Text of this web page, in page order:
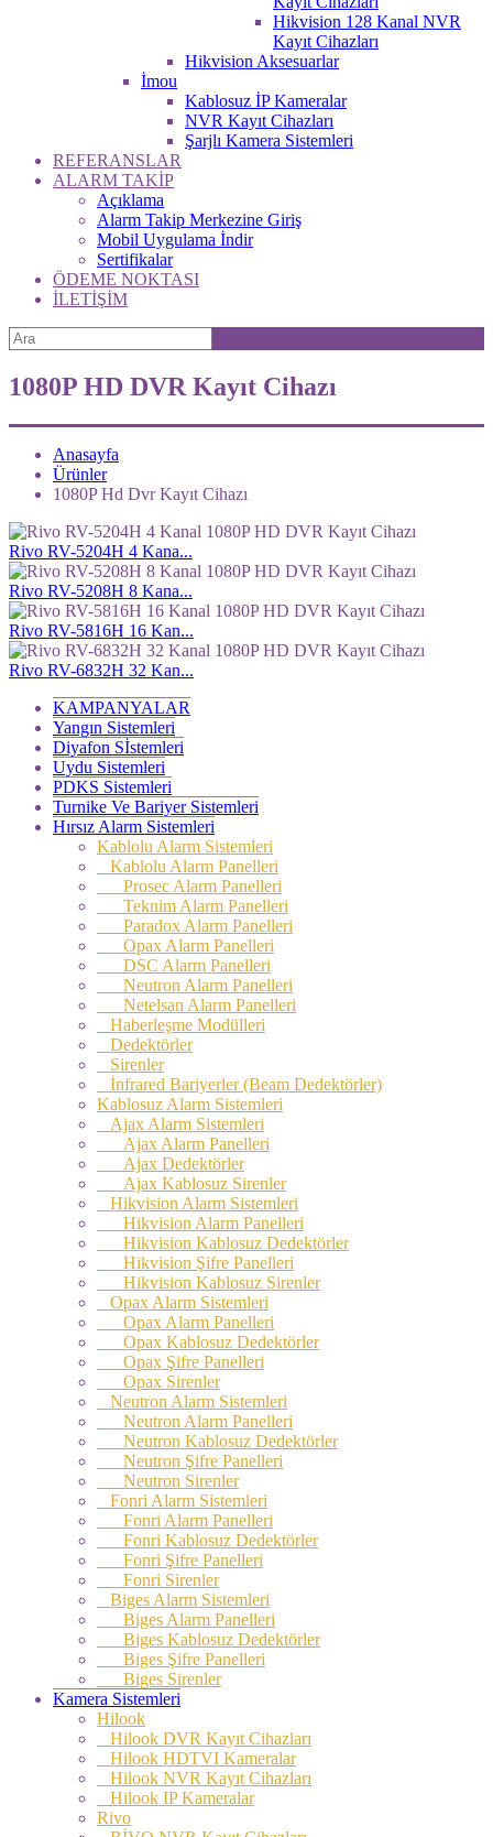
Hikvision 128 Kanal NVR
Kayıt Cihazları
Hikvision Aksesuarlar
İmou
Kablosuz İP Kameralar
NVR Kayıt Cihazları
Şarjlı Kamera Sistemleri
REFERANSLAR
ALARM TAKİP
Açıklama
Alarm Takip Merkezine Giriş
Mobil Uygulama İndir
Sertifikalar
ÖDEME NOKTASI
İLETİŞİM
1080P HD DVR Kayıt Cihazı
Anasayfa
Ürünler
1080P Hd Dvr Kayıt Cihazı
Rivo RV-5204H 4 Kana...
Rivo RV-5208H 8 Kana...
Rivo RV-5816H 16 Kan...
Rivo RV-6832H 32 Kan...
KAMPANYALAR
Yangın Sistemleri
Diyafon Sİstemleri
Uydu Sistemleri
PDKS Sistemleri
Turnike Ve Bariyer Sistemleri
Hırsız Alarm Sistemleri
Kablolu Alarm Sistemleri
Kablolu Alarm Panelleri
Prosec Alarm Panelleri
Teknim Alarm Panelleri
Paradox Alarm Panelleri
Opax Alarm Panelleri
DSC Alarm Panelleri
Neutron Alarm Panelleri
Netelsan Alarm Panelleri
Haberleşme Modülleri
Dedektörler
Sirenler
İnfrared Bariyerler (Beam Dedektörler)
Kablosuz Alarm Sistemleri
Ajax Alarm Sistemleri
Ajax Alarm Panelleri
Ajax Dedektörler
Ajax Kablosuz Sirenler
Hikvision Alarm Sistemleri
Hikvision Alarm Panelleri
Hikvision Kablosuz Dedektörler
Hikvision Şifre Panelleri
Hikvision Kablosuz Sirenler
Opax Alarm Sistemleri
Opax Alarm Panelleri
Opax Kablosuz Dedektörler
Opax Şifre Panelleri
Opax Sirenler
Neutron Alarm Sistemleri
Neutron Alarm Panelleri
Neutron Kablosuz Dedektörler
Neutron Şifre Panelleri
Neutron Sirenler
Fonri Alarm Sistemleri
Fonri Alarm Panelleri
Fonri Kablosuz Dedektörler
Fonri Şifre Panelleri
Fonri Sirenler
Biges Alarm Sistemleri
Biges Alarm Panelleri
Biges Kablosuz Dedektörler
Biges Şifre Panelleri
Biges Sirenler
Kamera Sistemleri
Hilook
Hilook DVR Kayıt Cihazları
Hilook HDTVI Kameralar
Hilook NVR Kayıt Cihazları
Hilook IP Kameralar
Rivo